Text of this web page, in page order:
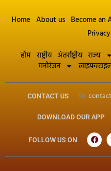
Home About us Become an
होम राष्ट्रीय अंतर्राष्ट्रीय राज्य
मनोरंजन
CONTACT US
DOWNLOAD OUR APP
FOLLOW US ON